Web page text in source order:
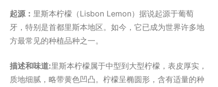
起源： 里斯本柠檬（Lisbon Lemon）据说起源于葡萄
牙，特别是首都里斯本地区。如今，它已成为世界许多地
方最常见的种植品种之一。
描述和味道:里斯本柠檬属于中型到大型柠檬，表皮厚实，
质地细腻，略带黄色凹凸。柠檬呈椭圆形，含有适量的种